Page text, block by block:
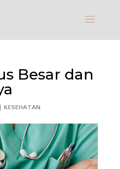
Besar dan
| KESEHATAN